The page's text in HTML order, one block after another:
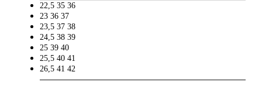
22,5 35 36
23 36 37
23,5 37 38
24,5 38 39
25 39 40
25,5 40 41
26,5 41 42